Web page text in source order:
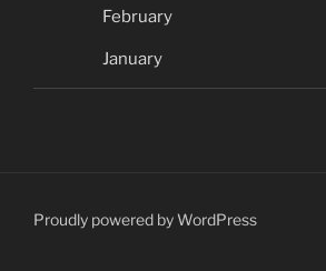
February
January
Proudly powered by WordPress